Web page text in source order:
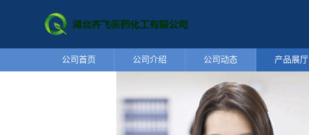
公司首页 公司介绍 公司动态 产品展厅